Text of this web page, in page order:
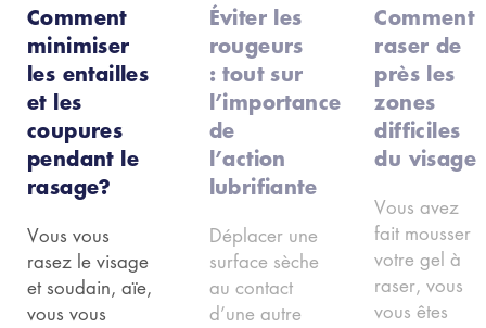
Comment
minimiser
les entailles
et les
coupures
pendant le
rasage?
Vous vous
rasez le visage
et soudain, aïe,
vous vous
Éviter les
rougeurs
: tout sur
l’importance
de
l’action
lubrifiante
Déplacer une
surface sèche
au contact
d’une autre
Comment
raser de
près les
zones
difficiles
du visage
Vous avez
fait mousser
votre gel à
raser, vous
vous êtes